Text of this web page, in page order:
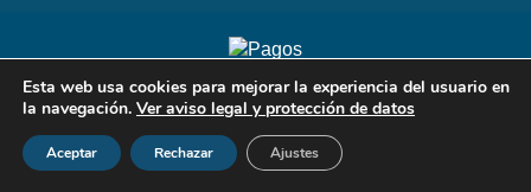
Esta web usa cookies para mejorar la experiencia del usuario en
la navegación. Ver aviso legal y protección de datos
Aceptar Rechazar Ajustes